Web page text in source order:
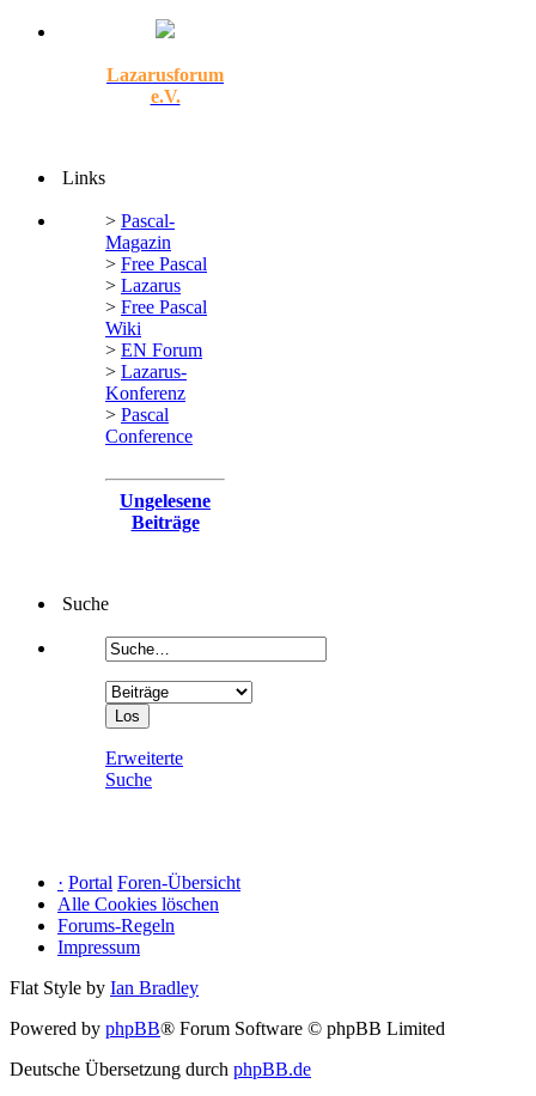
Lazarusforum
e.V.
Links
> Pascal-
Magazin
> Free Pascal
> Lazarus
> Free Pascal
Wiki
> EN Forum
> Lazarus-
Konferenz
> Pascal
Conference
Ungelesene
Beiträge
Suche
Erweiterte
Suche
· Portal Foren-Übersicht
Alle Cookies löschen
Forums-Regeln
Impressum
Flat Style by Ian Bradley
Powered by phpBB® Forum Software © phpBB Limited
Deutsche Übersetzung durch phpBB.de